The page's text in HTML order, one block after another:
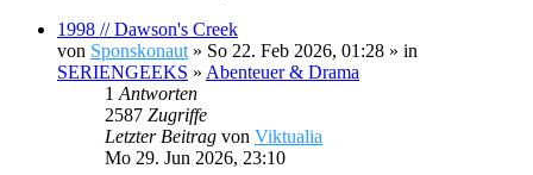
1998 // Dawson's Creek
von Sponskonaut » So 22. Feb 2026, 01:28 » in
SERIENGEEKS » Abenteuer & Drama
1 Antworten
2587 Zugriffe
Letzter Beitrag von Viktualia
Mo 29. Jun 2026, 23:10